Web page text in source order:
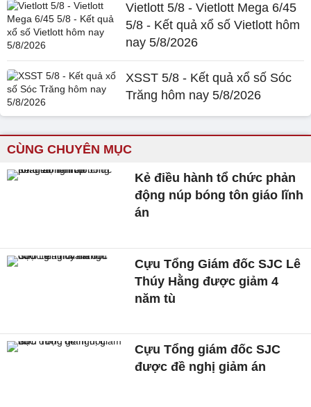
Vietlott 5/8 - Vietlott Mega 6/45
5/8 - Kết quả xổ số Vietlott hôm
nay 5/8/2026
XSST 5/8 - Kết quả xổ số Sóc
Trăng hôm nay 5/8/2026
CÙNG CHUYÊN MỤC
Kẻ điều hành tổ chức phản
động núp bóng tôn giáo lĩnh
án
Cựu Tổng Giám đốc SJC Lê
Thúy Hằng được giảm 4
năm tù
Cựu Tổng giám đốc SJC
được đề nghị giảm án